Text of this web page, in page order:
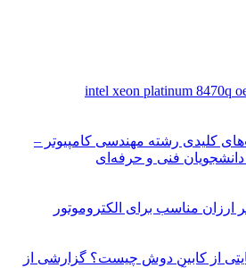
کلیدی رشته مهندسی کامپیوتر –
فنی و حرفه‌ای
ارزان مناسب برای الکتروموتور
از کابین دوش چیست؟ گزارشی از